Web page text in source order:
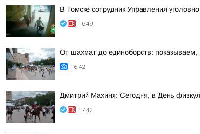
В Томске сотрудник Управления
16:49
От шахмат до единоборств: показываем,
16:42
Дмитрий Махиня: Сегодня, в День
17:42